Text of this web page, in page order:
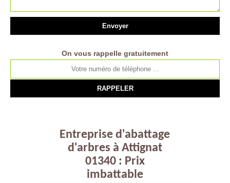
On vous rappelle gratuitement
Entreprise d'abattage
d'arbres à Attignat
01340 : Prix
imbattable